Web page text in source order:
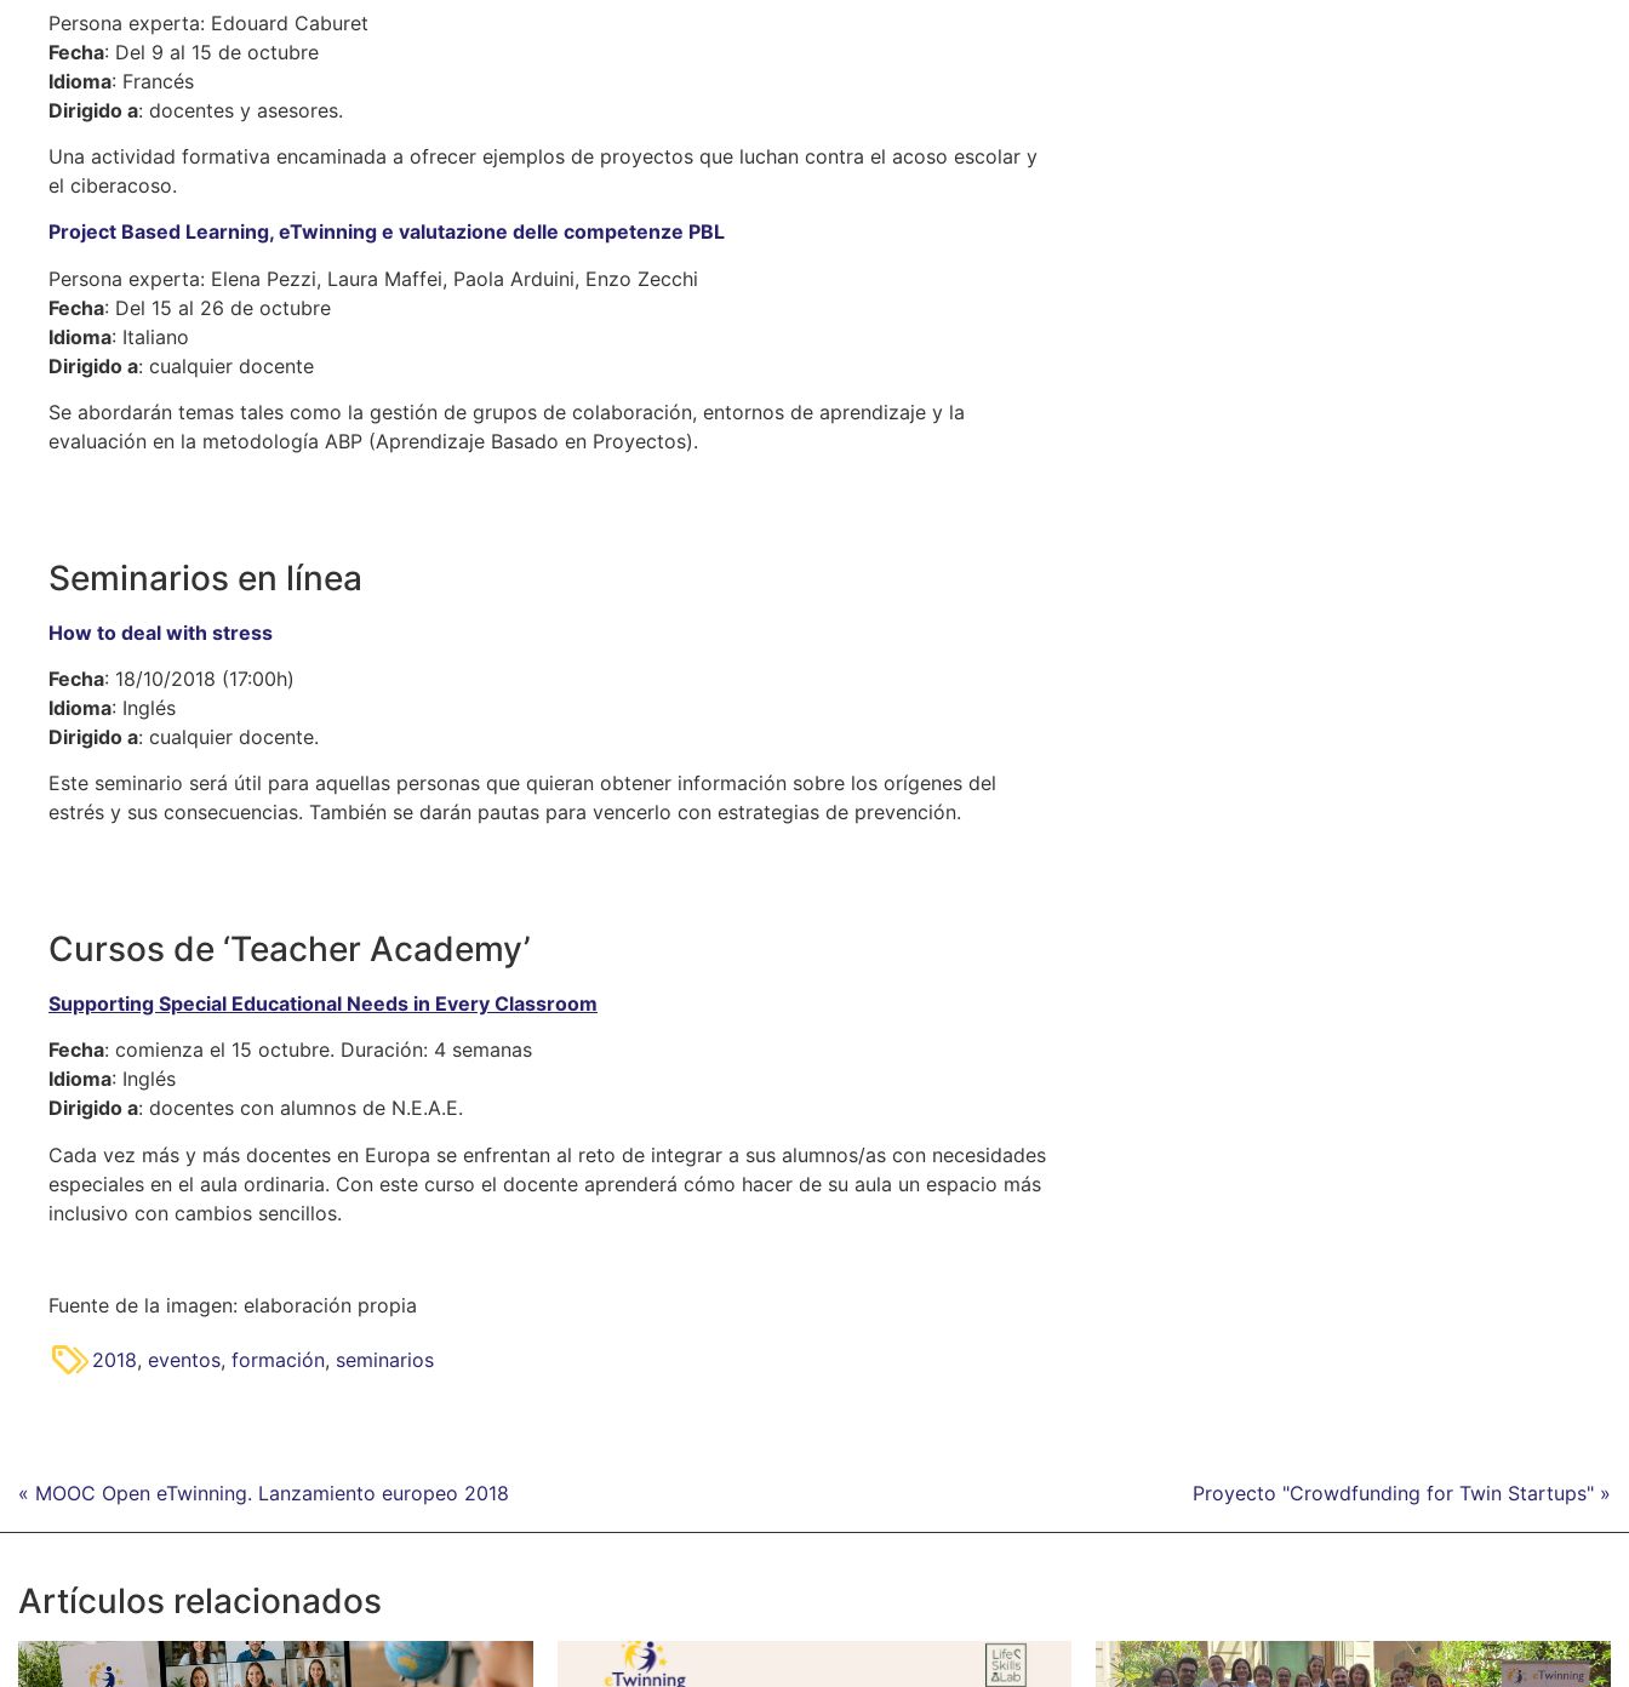
Persona experta: Edouard Caburet
Fecha: Del 9 al 15 de octubre
Idioma: Francés
Dirigido a: docentes y asesores.
Una actividad formativa encaminada a ofrecer ejemplos de proyectos que luchan contra el acoso escolar y
el ciberacoso.
Project Based Learning, eTwinning e valutazione delle competenze PBL
Persona experta: Elena Pezzi, Laura Maffei, Paola Arduini, Enzo Zecchi
Fecha: Del 15 al 26 de octubre
Idioma: Italiano
Dirigido a: cualquier docente
Se abordarán temas tales como la gestión de grupos de colaboración, entornos de aprendizaje y la
evaluación en la metodología ABP (Aprendizaje Basado en Proyectos).
Seminarios en línea
How to deal with stress
Fecha: 18/10/2018 (17:00h)
Idioma: Inglés
Dirigido a: cualquier docente.
Este seminario será útil para aquellas personas que quieran obtener información sobre los orígenes del
estrés y sus consecuencias. También se darán pautas para vencerlo con estrategias de prevención.
Cursos de ‘Teacher Academy’
Supporting Special Educational Needs in Every Classroom
Fecha: comienza el 15 octubre. Duración: 4 semanas
Idioma: Inglés
Dirigido a: docentes con alumnos de N.E.A.E.
Cada vez más y más docentes en Europa se enfrentan al reto de integrar a sus alumnos/as con necesidades
especiales en el aula ordinaria. Con este curso el docente aprenderá cómo hacer de su aula un espacio más
inclusivo con cambios sencillos.
Fuente de la imagen: elaboración propia
2018, eventos, formación, seminarios
« MOOC Open eTwinning. Lanzamiento europeo 2018 Proyecto "Crowdfunding for Twin Startups" »
Artículos relacionados